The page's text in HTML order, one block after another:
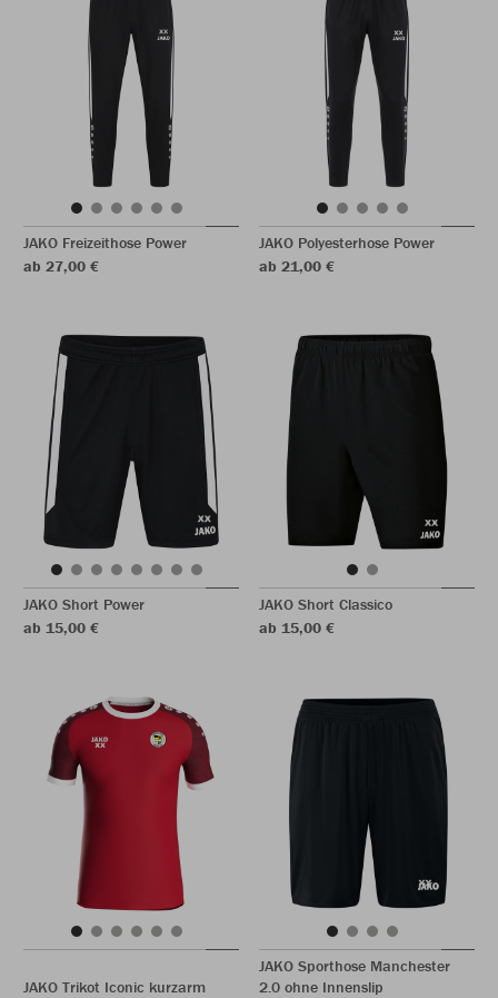
JAKO Freizeithose Power
ab 27,00 €
JAKO Polyesterhose Power
ab 21,00 €
JAKO Short Power
ab 15,00 €
JAKO Short Classico
ab 15,00 €
JAKO Trikot Iconic kurzarm
JAKO Sporthose Manchester
2.0 ohne Innenslip